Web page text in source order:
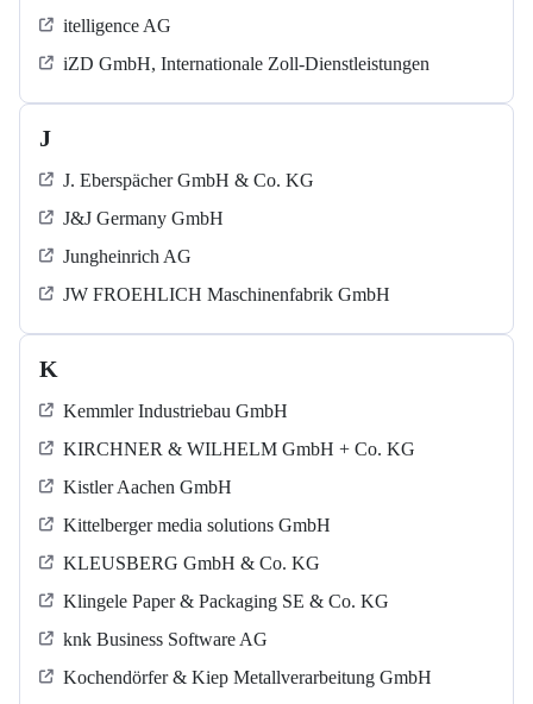
itelligence AG
iZD GmbH, Internationale Zoll-Dienstleistungen
J
J. Eberspächer GmbH & Co. KG
J&J Germany GmbH
Jungheinrich AG
JW FROEHLICH Maschinenfabrik GmbH
K
Kemmler Industriebau GmbH
KIRCHNER & WILHELM GmbH + Co. KG
Kistler Aachen GmbH
Kittelberger media solutions GmbH
KLEUSBERG GmbH & Co. KG
Klingele Paper & Packaging SE & Co. KG
knk Business Software AG
Kochendörfer & Kiep Metallverarbeitung GmbH